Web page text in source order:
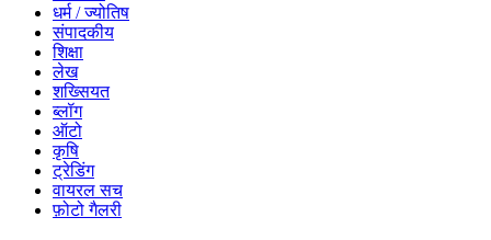
धर्म / ज्योतिष
संपादकीय
शिक्षा
लेख
शख्सियत
ब्लॉग
ऑटो
कृषि
ट्रेडिंग
वायरल सच
फ़ोटो गैलरी